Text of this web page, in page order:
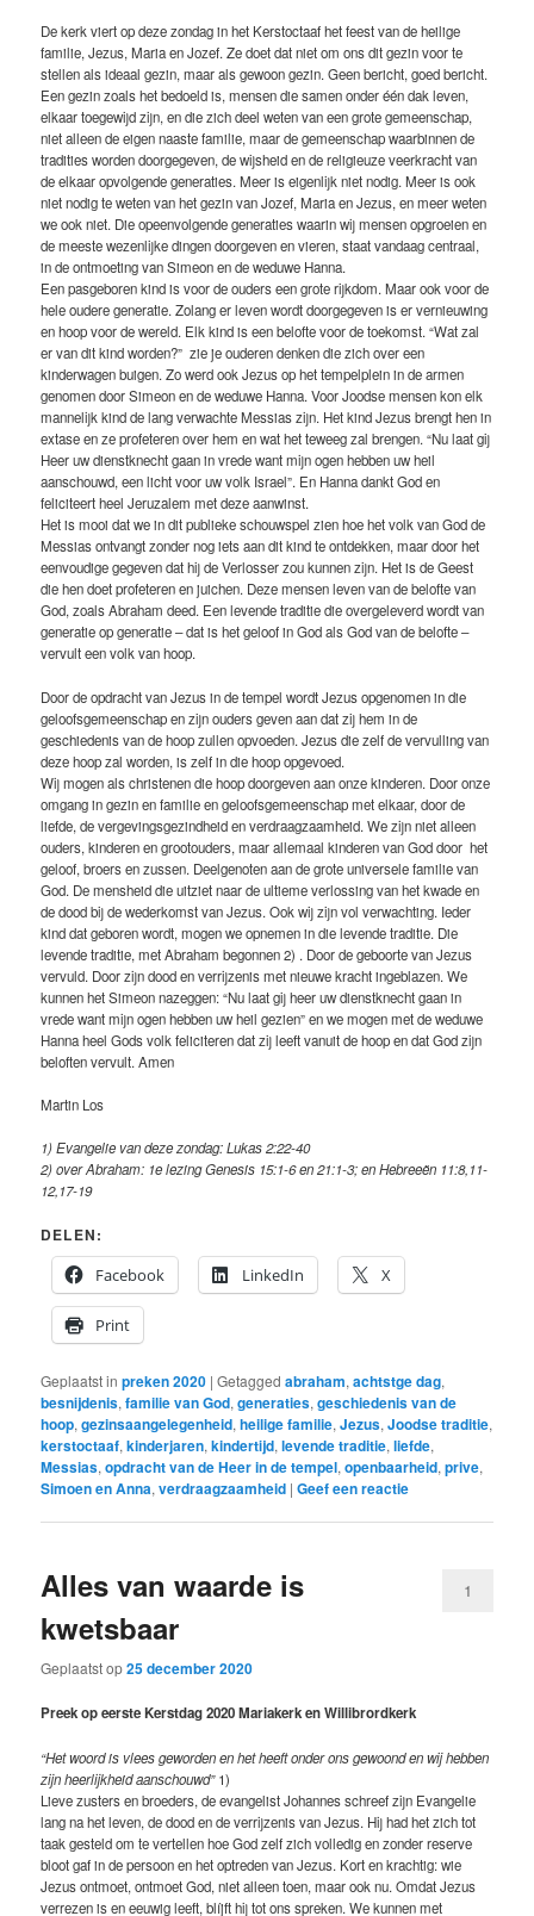
De kerk viert op deze zondag in het Kerstoctaaf het feest van de heilige
familie, Jezus, Maria en Jozef. Ze doet dat niet om ons dit gezin voor te
stellen als ideaal gezin, maar als gewoon gezin. Geen bericht, goed bericht.
Een gezin zoals het bedoeld is, mensen die samen onder één dak leven,
elkaar toegewijd zijn, en die zich deel weten van een grote gemeenschap,
niet alleen de eigen naaste familie, maar de gemeenschap waarbinnen de
tradities worden doorgegeven, de wijsheid en de religieuze veerkracht van
de elkaar opvolgende generaties. Meer is eigenlijk niet nodig. Meer is ook
niet nodig te weten van het gezin van Jozef, Maria en Jezus, en meer weten
we ook niet. Die opeenvolgende generaties waarin wij mensen opgroeien en
de meeste wezenlijke dingen doorgeven en vieren, staat vandaag centraal,
in de ontmoeting van Simeon en de weduwe Hanna.
Een pasgeboren kind is voor de ouders een grote rijkdom. Maar ook voor de
hele oudere generatie. Zolang er leven wordt doorgegeven is er vernieuwing
en hoop voor de wereld. Elk kind is een belofte voor de toekomst. “Wat zal
er van dit kind worden?” zie je ouderen denken die zich over een
kinderwagen buigen. Zo werd ook Jezus op het tempelplein in de armen
genomen door Simeon en de weduwe Hanna. Voor Joodse mensen kon elk
mannelijk kind de lang verwachte Messias zijn. Het kind Jezus brengt hen in
extase en ze profeteren over hem en wat het teweeg zal brengen. “Nu laat gij
Heer uw dienstknecht gaan in vrede want mijn ogen hebben uw heil
aanschouwd, een licht voor uw volk Israel”. En Hanna dankt God en
feliciteert heel Jeruzalem met deze aanwinst.
Het is mooi dat we in dit publieke schouwspel zien hoe het volk van God de
Messias ontvangt zonder nog iets aan dit kind te ontdekken, maar door het
eenvoudige gegeven dat hij de Verlosser zou kunnen zijn. Het is de Geest
die hen doet profeteren en juichen. Deze mensen leven van de belofte van
God, zoals Abraham deed. Een levende traditie die overgeleverd wordt van
generatie op generatie – dat is het geloof in God als God van de belofte –
vervult een volk van hoop.
Door de opdracht van Jezus in de tempel wordt Jezus opgenomen in die
geloofsgemeenschap en zijn ouders geven aan dat zij hem in de
geschiedenis van de hoop zullen opvoeden. Jezus die zelf de vervulling van
deze hoop zal worden, is zelf in die hoop opgevoed.
Wij mogen als christenen die hoop doorgeven aan onze kinderen. Door onze
omgang in gezin en familie en geloofsgemeenschap met elkaar, door de
liefde, de vergevingsgezindheid en verdraagzaamheid. We zijn niet alleen
ouders, kinderen en grootouders, maar allemaal kinderen van God door het
geloof, broers en zussen. Deelgenoten aan de grote universele familie van
God. De mensheid die uitziet naar de ultieme verlossing van het kwade en
de dood bij de wederkomst van Jezus. Ook wij zijn vol verwachting. Ieder
kind dat geboren wordt, mogen we opnemen in die levende traditie. Die
levende traditie, met Abraham begonnen 2) . Door de geboorte van Jezus
vervuld. Door zijn dood en verrijzenis met nieuwe kracht ingeblazen. We
kunnen het Simeon nazeggen: “Nu laat gij heer uw dienstknecht gaan in
vrede want mijn ogen hebben uw heil gezien” en we mogen met de weduwe
Hanna heel Gods volk feliciteren dat zij leeft vanuit de hoop en dat God zijn
beloften vervult. Amen
Martin Los
1) Evangelie van deze zondag: Lukas 2:22-40
2) over Abraham: 1e lezing Genesis 15:1-6 en 21:1-3; en Hebreeën 11:8,11-
12,17-19
DELEN:
Facebook
LinkedIn X
Print
Geplaatst in preken 2020 |Getagged abraham,achtstge dag,
besnijdenis,familie van God,generaties,geschiedenis van de
hoop,gezinsaangelegenheid,heilige familie,Jezus,Joodse traditie,
kerstoctaaf,kinderjaren,kindertijd,levende traditie,liefde,
Messias,opdracht van de Heer in de tempel,openbaarheid,prive,
Simoen en Anna,verdraagzaamheid |Geef een reactie
Alles van waarde is
kwetsbaar
Geplaatst op25 december 2020
1
Preek op eerste Kerstdag 2020 Mariakerk en Willibrordkerk
“Het woord is vlees geworden en het heeft onder ons gewoond en wij hebben
zijn heerlijkheid aanschouwd”1)
Lieve zusters en broeders, de evangelist Johannes schreef zijn Evangelie
lang na het leven, de dood en de verrijzenis van Jezus. Hij had het zich tot
taak gesteld om te vertellen hoe God zelf zich volledig en zonder reserve
bloot gaf in de persoon en het optreden van Jezus. Kort en krachtig: wie
Jezus ontmoet, ontmoet God, niet alleen toen, maar ook nu. Omdat Jezus
verrezen is en eeuwig leeft, blíjft hij tot ons spreken. We kunnen met